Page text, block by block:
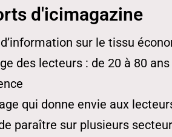
d'icimagazine
sur le tissu
des lecteurs : de 20 à 80 ans
qui donne envie aux
paraître sur plusieurs